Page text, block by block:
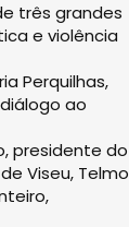
três grandes
e violência
Perquilhas,
ao
presidente do
Viseu, Telmo